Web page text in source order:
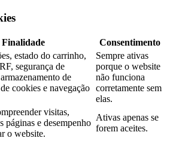
Finalidade Consentimento
estado do carrinho,
segurança de
de
cookies e navegação
Sempre ativas
porque o website
não funciona
corretamente sem
elas.
visitas,
páginas e desempenho
o website.
Ativas apenas se
forem aceites.